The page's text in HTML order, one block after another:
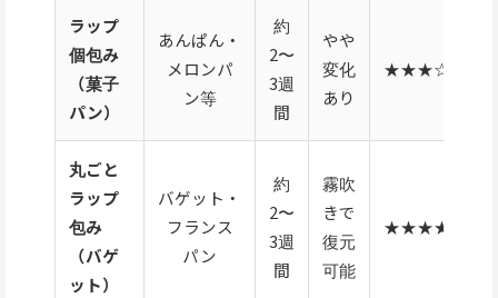
ラップ
個包み
（菓子
パン）
あんぱん・
メロンパ
ン等
約
2〜
3週
間
やや
変化
あり
★★★☆☆
丸ごと
ラップ
包み
（バゲ
ット）
バゲット・
フランス
パン
約
2〜
3週
間
霧吹
きで
復元
可能
★★★★☆